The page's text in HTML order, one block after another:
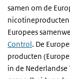
samen om de
Europees
Control. De
producten
in de Nederlandse